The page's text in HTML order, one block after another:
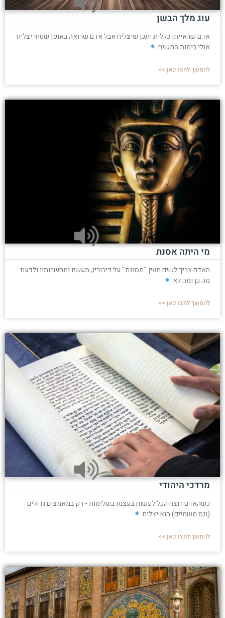
עוג מלך הבשן
אדם שראייתו כללית יתכן שיצליח אבל אדם שרואה באופן שטחי יצליח
אולי בימות המשיח
להמשך לחצו כאן >>
מי היתה אסנת
האדם צריך לשים מעין ''מסננת'' על דיבוריו, מעשיו ומחשבותיו ולדעת
מה כן ומה לא
להמשך לחצו כאן >>
מרדכי היהודי
כשהאדם רוצה הכל לעשות בעצמו בשלימות - רק במאמצים גדולים
(ונס משמיים) הוא יצליח
להמשך לחצו כאן >>